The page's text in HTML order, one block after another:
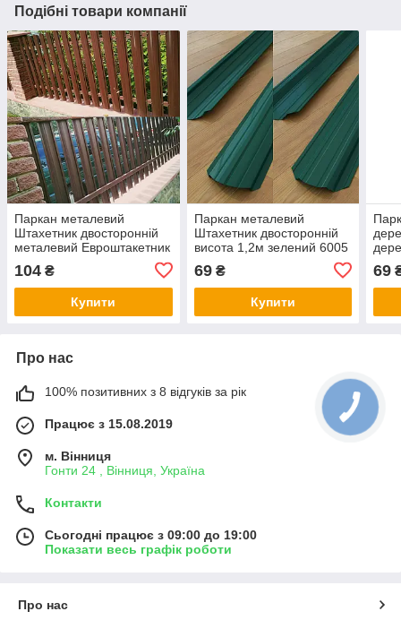
Подібні товари компанії
Паркан металевий
Штахетник двосторонній
металевий Евроштакетник
104 ₴
Купити
Паркан металевий
Штахетник двосторонній
висота 1,2м зелений 6005
69₴
Купити
69
Про нас
100% позитивних з 8 відгуків за рік
Працює з 15.08.2019
м. Вінниця
Гонти 24 , Вінниця, Україна
Контакти
Сьогодні працює з 09:00 до 19:00
Показати весь графік роботи
Про нас